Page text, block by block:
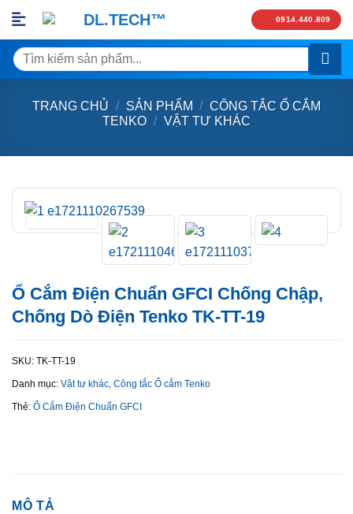
Skip
content
0914.440.809
Tìm
kiếm:
TRANG CHỦ / SẢN PHẨM / CÔNG TẮC Ổ CẮM
TENKO / VẬT TƯ KHÁC
Ổ Cắm Điện Chuẩn GFCI Chống Chập,
Chống Dò Điện Tenko TK-TT-19
SKU: TK-TT-19
Danh mục: Vật tư khác, Công tắc Ổ cắm Tenko
Thẻ: Ổ Cắm Điện Chuẩn GFCI
MÔ TẢ